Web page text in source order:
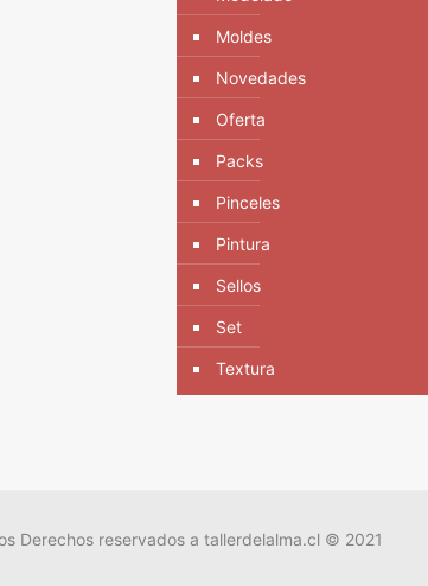
Moldes
Novedades
Oferta
Packs
Pinceles
Pintura
Sellos
Set
Textura
Derechos reservados a tallerdelalma.cl © 2021